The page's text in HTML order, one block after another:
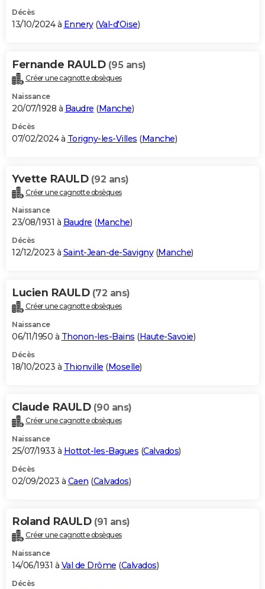
Décès
13/10/2024 à Ennery(Val-d'Oise)
Fernande RAULD (95 ans)
Créer une cagnotte obsèques
Naissance
20/07/1928 à Baudre (Manche)
Décès
07/02/2024 à Torigny-les-Villes (Manche)
Yvette RAULD (92 ans)
Créer une cagnotte obsèques
Naissance
23/08/1931 à Baudre (Manche)
Décès
12/12/2023 à Saint-Jean-de-Savigny(Manche)
Lucien RAULD (72 ans)
Créer une cagnotte obsèques
Naissance
06/11/1950 à Thonon-les-Bains (Haute-Savoie)
Décès
18/10/2023 à Thionville (Moselle)
Claude RAULD (90 ans)
Créer une cagnotte obsèques
Naissance
25/07/1933 à Hottot-les-Bagues (Calvados)
Décès
02/09/2023 à Caen (Calvados)
Roland RAULD (91 ans)
Créer une cagnotte obsèques
Naissance
14/06/1931 à Val de Drôme (Calvados)
Décès